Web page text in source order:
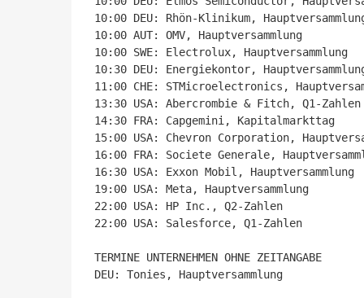
10:00 DEU: Rhön-Klinikum,
10:00 AUT: OMV, Hauptversammlung
10:00 SWE: Electrolux, Hauptversammlung
10:30 DEU: Energiekontor,
11:00 CHE: STMicroelectronics,
13:30 USA: Abercrombie & Fitch, Q1-Zahlen
14:30 FRA: Capgemini, Kapitalmarkttag
15:00 USA: Chevron Corporation,
16:00 FRA: Societe Generale,
16:30 USA: Exxon Mobil, Hauptversammlung
19:00 USA: Meta, Hauptversammlung
22:00 USA: HP Inc., Q2-Zahlen
22:00 USA: Salesforce, Q1-Zahlen
TERMINE UNTERNEHMEN OHNE ZEITANGABE
DEU: Tonies, Hauptversammlung